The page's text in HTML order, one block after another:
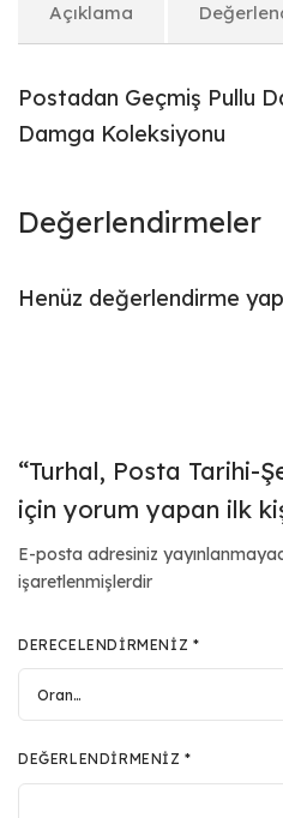
Açıklama
Postadan Geçmiş Pullu
Damga Koleksiyonu
Değerlendirmeler
Henüz değerlendirme
“Turhal, Posta Tarihi-
için yorum yapan ilk
E-posta adresiniz
işaretlenmişlerdir
DERECELENDIRMENIZ *
DEĞERLENDIRMENIZ*